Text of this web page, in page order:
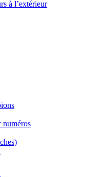
à l’extérieur
numéros